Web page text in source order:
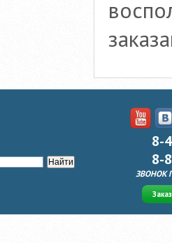
8-
8-
ЗВОНОК